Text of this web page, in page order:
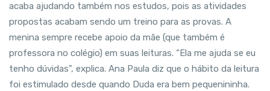
acaba ajudando também nos estudos, pois as atividades
propostas acabam sendo um treino para as provas. A
menina sempre recebe apoio da mãe (que também é
professora no colégio) em suas leituras. “Ela me ajuda se eu
tenho dúvidas”, explica. Ana Paula diz que o hábito da leitura
foi estimulado desde quando Duda era bem pequenininha.